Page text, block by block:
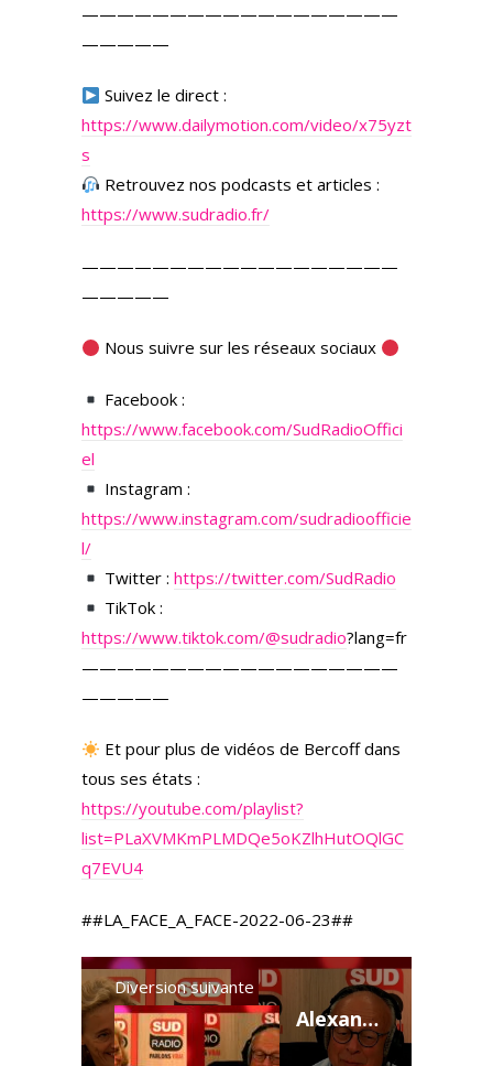
——————————————————
—————
Suivez le direct :
https://www.dailymotion.com/video/x75yzt
s
Retrouvez nos podcasts et articles :
https://www.sudradio.fr/
——————————————————
—————
Nous suivre sur les réseaux sociaux
Facebook :
https://www.facebook.com/SudRadioOffici
el
Instagram :
https://www.instagram.com/sudradioofficie
l/
Twitter :https://twitter.com/SudRadio
TikTok :
https://www.tiktok.com/@sudradio?lang=fr
——————————————————
—————
Et pour plus de vidéos de Bercoff dans
tous ses états :
https://youtube.com/playlist?
list=PLaXVMKmPLMDQe5oKZlhHutOQlGC
q7EVU4
##LA_FACE_A_FACE-2022-06-23##
Diversion suivante
Alexandra Henrion Caude : Interview Sud radio du 23 juin 2022